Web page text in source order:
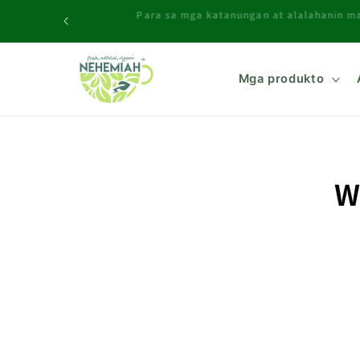
Para sa mga katanungan at alalahanin
Mga produkto